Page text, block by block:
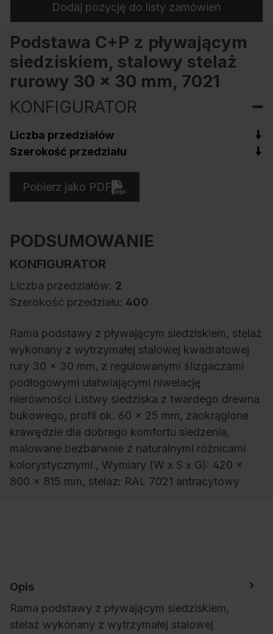
Dodaj pozycję do listy zamówień
Podstawa C+P z pływającym
siedziskiem, stalowy stelaż
rurowy 30 x 30 mm, 7021
KONFIGURATOR
Liczba przedziałów
Szerokość przedziału
Pobierz jako PDF
PODSUMOWANIE
KONFIGURATOR
Liczba przedziałów: 2
Szerokość przedziału: 400
Rama podstawy z pływającym siedziskiem, stelaż
wykonany z wytrzymałej stalowej kwadratowej
rury 30 x 30 mm, z regulowanymi ślizgaczami
podłogowymi ułatwiającymi niwelację
nierówności Listwy siedziska z twardego drewna
bukowego, profil ok. 60 x 25 mm, zaokrąglone
krawędzie dla dobrego komfortu siedzenia,
malowane bezbarwnie z naturalnymi różnicami
kolorystycznymi., Wymiary (W x S x G): 420 x
800 x 815 mm, stelaz: RAL 7021 antracytowy
Opis
Rama podstawy z pływającym siedziskiem,
stelaż wykonany z wytrzymałej stalowej